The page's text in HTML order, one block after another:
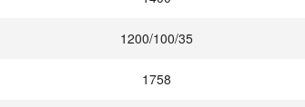
1200/100/35
1758